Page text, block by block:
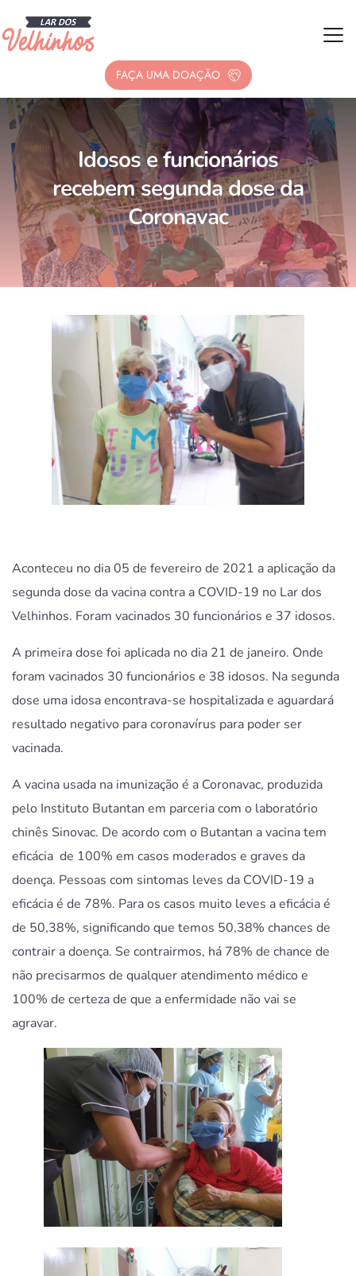
FAÇA UMA DOAÇÃO
Idosos e funcionários
recebem segunda dose da
Coronavac
Aconteceu no dia 05 de fevereiro de 2021 a aplicação da
segunda dose da vacina contra a COVID-19 no Lar dos
Velhinhos. Foram vacinados 30 funcionários e 37 idosos.
A primeira dose foi aplicada no dia 21 de janeiro. Onde
foram vacinados 30 funcionários e 38 idosos. Na segunda
dose uma idosa encontrava-se hospitalizada e aguardará
resultado negativo para coronavírus para poder ser
vacinada.
A vacina usada na imunização é a Coronavac, produzida
pelo Instituto Butantan em parceria com o laboratório
chinês Sinovac. De acordo com o Butantan a vacina tem
eficácia de 100% em casos moderados e graves da
doença. Pessoas com sintomas leves da COVID-19 a
eficácia é de 78%. Para os casos muito leves a eficácia é
de 50,38%, significando que temos 50,38% chances de
contrair a doença. Se contrairmos, há 78% de chance de
não precisarmos de qualquer atendimento médico e
100% de certeza de que a enfermidade não vai se
agravar.